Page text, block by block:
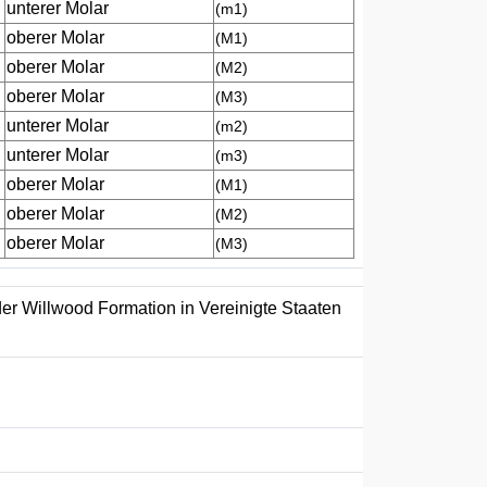
unterer Molar (m1)
oberer Molar (M1)
oberer Molar (M2)
oberer Molar (M3)
unterer Molar (m2)
unterer Molar (m3)
oberer Molar (M1)
oberer Molar (M2)
oberer Molar (M3)
Willwood Formation in Vereinigte Staaten